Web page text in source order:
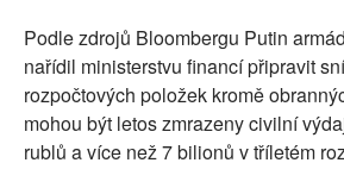
Podle zdrojů Bloombergu Putin
nařídil ministerstvu financí připravit
rozpočtových položek kromě
mohou být letos zmrazeny civilní
rublů a více než 7 bilionů v tříletém